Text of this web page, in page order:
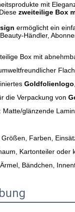
mit
zweiteilige Box
ermöglicht ein
Händler,
Box mit
Goldfolienlogo
die Verpackung von
: Matte/glänzende
Farben,
Kartonteiler oder
Bändchen,